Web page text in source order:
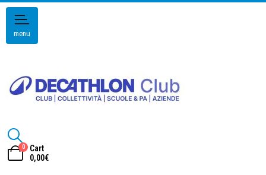
menu
0
Cart
0,00€